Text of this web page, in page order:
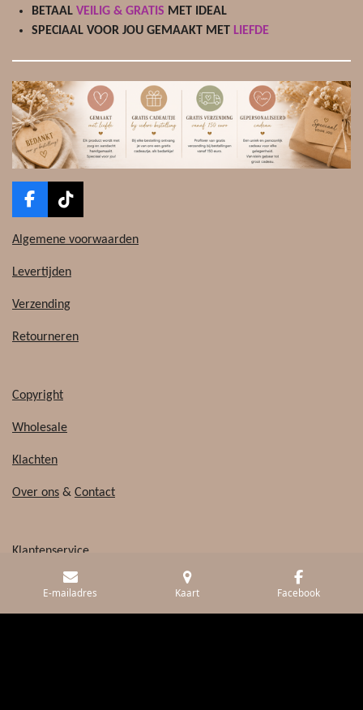
BETAAL VEILIG & GRATIS MET IDEAL
SPECIAAL VOOR JOU GEMAAKT MET LIEFDE
F
c
b
o
T
k
o
Algemene voorwaarden
Levertijden
Verzending
Retourneren
Copyright
Wholesale
Klachten
Over ons & Contact
Klantenservice
Inpak kado service
Wholesale
E-mailadres Kaart Facebook